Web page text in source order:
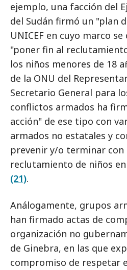
ejemplo, una facción del
del Sudán firmó un "plan
UNICEF en cuyo marco
"poner fin al
los niños menores de 18
de la ONU del
Secretario General para
conflictos armados ha
acción" de ese tipo con
armados no estatales y
prevenir y/o terminar con
reclutamiento de niños
(21).
Análogamente, grupos
han firmado actas de
organización no
de Ginebra, en las que
compromiso de respetar